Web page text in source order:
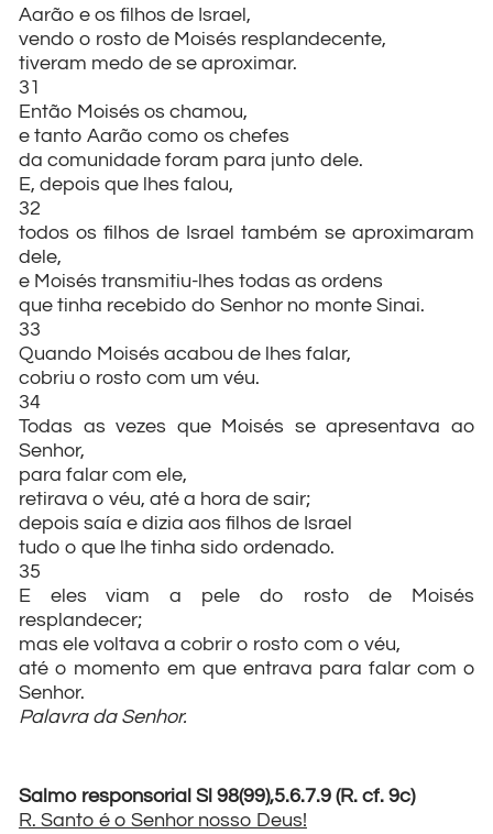
Aarão e os filhos de Israel,
vendo o rosto de Moisés resplandecente,
tiveram medo de se aproximar.
31
Então Moisés os chamou,
e tanto Aarão como os chefes
da comunidade foram para junto dele.
E, depois que lhes falou,
32
todos os filhos de Israel também se aproximaram
dele,
e Moisés transmitiu-lhes todas as ordens
que tinha recebido do Senhor no monte Sinai.
33
Quando Moisés acabou de lhes falar,
cobriu o rosto com um véu.
34
Todas as vezes que Moisés se apresentava ao
Senhor,
para falar com ele,
retirava o véu, até a hora de sair;
depois saía e dizia aos filhos de Israel
tudo o que lhe tinha sido ordenado.
35
E eles viam a pele do rosto de Moisés
resplandecer;
mas ele voltava a cobrir o rosto com o véu,
até o momento em que entrava para falar com o
Senhor.
Palavra da Senhor.
Salmo responsorial Sl 98(99),5.6.7.9 (R. cf. 9c)
R. Santo é o Senhor nosso Deus!